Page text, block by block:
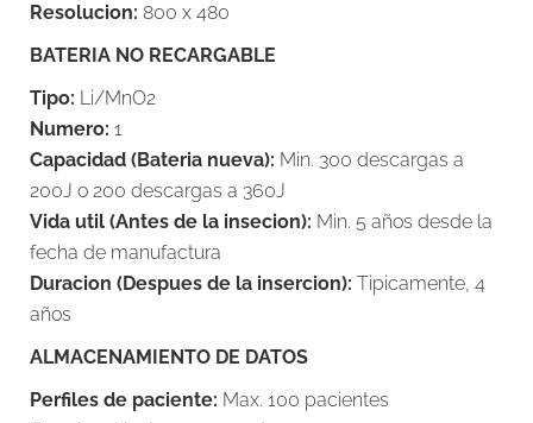
Resolucion: 800 x 480
BATERIA NO RECARGABLE
Tipo: Li/MnO2
Numero: 1
Capacidad (Bateria nueva): Min. 300 descargas a
200J o 200 descargas a 360J
Vida util (Antes de la insecion): Min. 5 años desde la
fecha de manufactura
Duracion (Despues de la insercion): Tipicamente, 4
años
ALMACENAMIENTO DE DATOS
Perfiles de paciente: Max. 100 pacientes